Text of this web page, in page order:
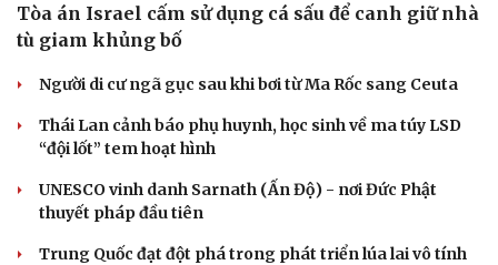
Tòa án Israel cấm sử dụng cá sấu để canh giữ nhà
tù giam khủng bố
Người di cư ngã gục sau khi bơi từ Ma Rốc sang Ceuta
Thái Lan cảnh báo phụ huynh, học sinh về ma túy LSD
“đội lốt” tem hoạt hình
UNESCO vinh danh Sarnath (Ấn Độ) - nơi Đức Phật
thuyết pháp đầu tiên
Trung Quốc đạt đột phá trong phát triển lúa lai vô tính